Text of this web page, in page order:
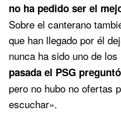
no ha pedido ser el
Sobre el canterano
que han llegado por él
nunca ha sido uno de
pasada el PSG
pero no hubo no ofertas
escuchar».